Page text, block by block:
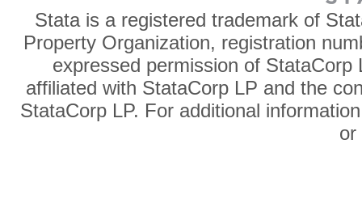
Stata is a registered trademark of
Property Organization, registration
expressed permission of
affiliated with StataCorp LP and the
StataCorp LP. For additional
or